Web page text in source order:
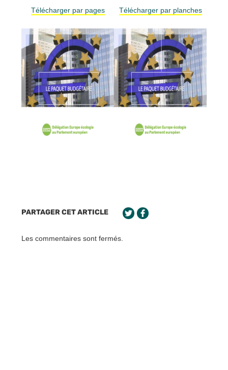
Télécharger par pages Télécharger par planches
PARTAGER CET ARTICLE
Les commentaires sont fermés.